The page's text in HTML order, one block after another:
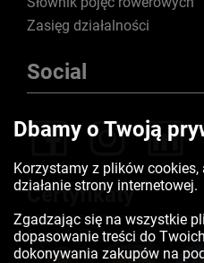
Zasięg działalności
Social
Certyfikaty
Dbamy o Twoją
Korzystamy z plików cookies,
działanie strony internetowej.
Zgadzając się na wszystkie
dopasowanie treści do
dokonywania zakupów na